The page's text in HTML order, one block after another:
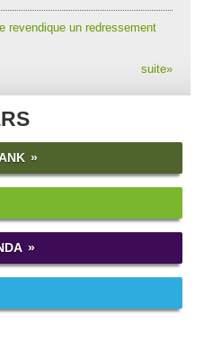
revendique un redressement
suite»